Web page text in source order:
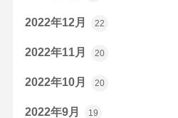
2022年12月 22
2022年11月 20
2022年10月 20
2022年9月 19